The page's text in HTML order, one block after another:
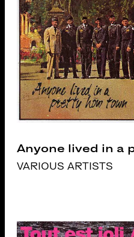
Anyone lived in a
VARIOUS ARTISTS